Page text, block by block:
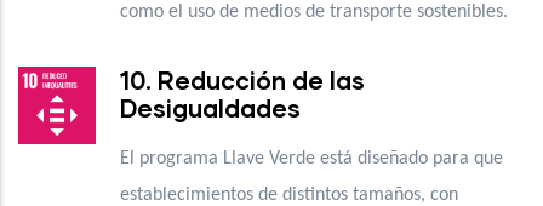
como el uso de medios de transporte sostenibles.
10. Reducción de las
Desigualdades
El programa Llave Verde está diseñado para que
establecimientos de distintos tamaños, con